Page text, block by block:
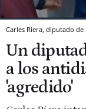
Carles Riera, diputado de
Un
a los
'agredido'